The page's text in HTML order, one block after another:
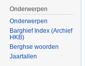
Onderwerpen
Onderwerpen
Barghief Index (Archief
HKB)
Berghse woorden
Jaartallen